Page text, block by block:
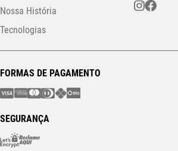
Nossa História
Tecnologias
FORMAS DE PAGAMENTO
SEGURANÇA